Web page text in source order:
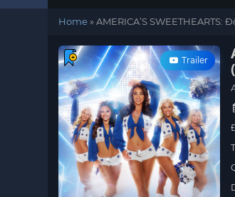
Home»AMERICA’S SWEETHEARTS:
Trailer